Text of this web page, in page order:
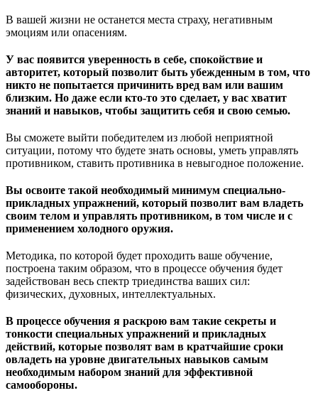
В вашей жизни не останется места страху, негативным
эмоциям или опасениям.
У вас появится уверенность в себе, спокойствие и
авторитет, который позволит быть убежденным в том, что
никто не попытается причинить вред вам или вашим
близким. Но даже если кто-то это сделает, у вас хватит
знаний и навыков, чтобы защитить себя и свою семью.
Вы сможете выйти победителем из любой неприятной
ситуации, потому что будете знать основы, уметь управлять
противником, ставить противника в невыгодное положение.
Вы освоите такой необходимый минимум специально-
прикладных упражнений, который позволит вам владеть
своим телом и управлять противником, в том числе и с
применением холодного оружия.
Методика, по которой будет проходить ваше обучение,
построена таким образом, что в процессе обучения будет
задействован весь спектр триединства ваших сил:
физических, духовных, интеллектуальных.
В процессе обучения я раскрою вам такие секреты и
тонкости специальных упражнений и прикладных
действий, которые позволят вам в кратчайшие сроки
овладеть на уровне двигательных навыков самым
необходимым набором знаний для эффективной
самообороны.